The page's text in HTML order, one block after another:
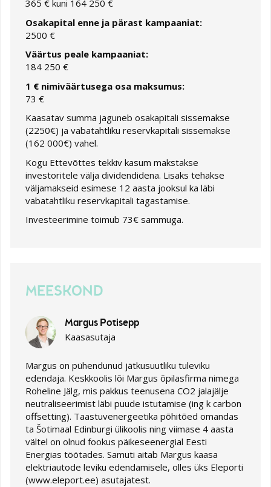
365 € kuni 164 250 €
Osakapital enne ja pärast kampaaniat:
2500 €
Väärtus peale kampaaniat:
184 250 €
1 € nimiväärtusega osa maksumus:
73 €
Kaasatav summa jaguneb osakapitali sissemakse
(2250€) ja vabatahtliku reservkapitali sissemakse
(162 000€) vahel.
Kogu Ettevõttes tekkiv kasum makstakse
investoritele välja dividendidena. Lisaks tehakse
väljamakseid esimese 12 aasta jooksul ka läbi
vabatahtliku reservkapitali tagastamise.
Investeerimine toimub 73€ sammuga.
MEESKOND
Margus Potisepp
Kaasasutaja
Margus on pühendunud jätkusuutliku tuleviku
edendaja. Keskkoolis lõi Margus õpilasfirma nimega
Roheline Jälg, mis pakkus teenusena CO2 jalajälje
neutraliseerimist läbi puude istutamise (ing k carbon
offsetting). Taastuvenergeetika põhitõed omandas
ta Šotimaal Edinburgi ülikoolis ning viimase 4 aasta
vältel on olnud fookus päikeseenergial Eesti
Energias töötades. Samuti aitab Margus kaasa
elektriautode leviku edendamisele, olles üks Eleporti
(www.eleport.ee) asutajatest.